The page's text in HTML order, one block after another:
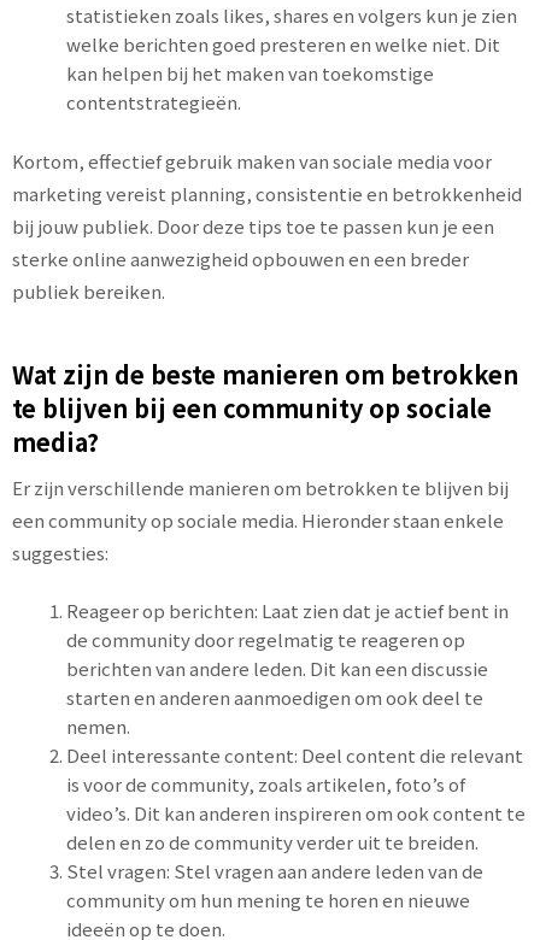
statistieken zoals likes, shares en volgers kun je zien
welke berichten goed presteren en welke niet. Dit
kan helpen bij het maken van toekomstige
contentstrategieën.
Kortom, effectief gebruik maken van sociale media voor
marketing vereist planning, consistentie en betrokkenheid
bij jouw publiek. Door deze tips toe te passen kun je een
sterke online aanwezigheid opbouwen en een breder
publiek bereiken.
Wat zijn de beste manieren om betrokken
te blijven bij een community op sociale
media?
Er zijn verschillende manieren om betrokken te blijven bij
een community op sociale media. Hieronder staan enkele
suggesties:
Reageer op berichten: Laat zien dat je actief bent in
de community door regelmatig te reageren op
berichten van andere leden. Dit kan een discussie
starten en anderen aanmoedigen om ook deel te
nemen.
Deel interessante content: Deel content die relevant
is voor de community, zoals artikelen, foto’s of
video’s. Dit kan anderen inspireren om ook content te
delen en zo de community verder uit te breiden.
Stel vragen: Stel vragen aan andere leden van de
community om hun mening te horen en nieuwe
ideeën op te doen.